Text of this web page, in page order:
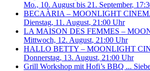
Mo., 10. August bis 21. September,
BECAÀRIA – MOONLIGHT
Dienstag, 11. August, 21:00 Uhr
LA MAISON DES FEMMES –
Mittwoch, 12. August, 21:00 Uhr
HALLO BETTY – MOONLIGHT
Donnerstag, 13. August, 21:00 Uhr
Grill Workshop mit Hofi’s BBQ ...